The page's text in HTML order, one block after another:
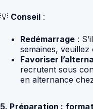
💡 Conseil :
Redémarrage :
semaines,
Favoriser
recrutent sous
en alternance
5. Préparation :